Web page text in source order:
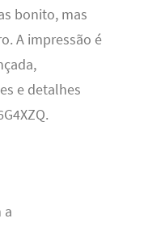
bonito, mas
A impressão é
e detalhes
a